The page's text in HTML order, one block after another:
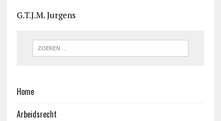
G.T.J.M. Jurgens
Home
Arbeidsrecht